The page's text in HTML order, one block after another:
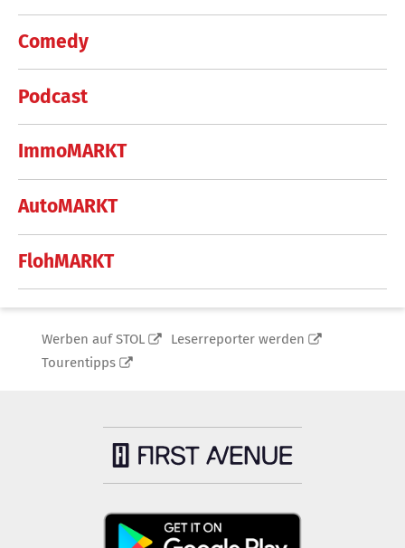
Comedy
Podcast
ImmoMARKT
AutoMARKT
FlohMARKT
Werben auf STOL
Leserreporter werden
Tourentipps